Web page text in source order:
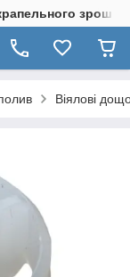
Віялові